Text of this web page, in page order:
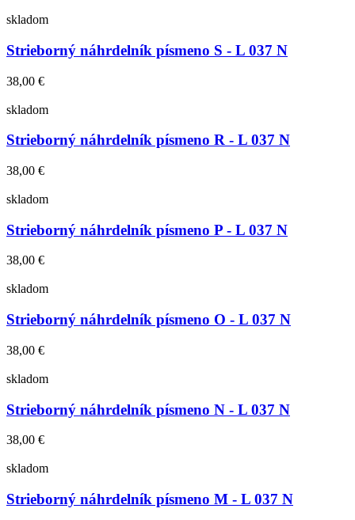
skladom
Strieborný náhrdelník písmeno S - L 037 N
38,00 €
skladom
Strieborný náhrdelník písmeno R - L 037 N
38,00 €
skladom
Strieborný náhrdelník písmeno P - L 037 N
38,00 €
skladom
Strieborný náhrdelník písmeno O - L 037 N
38,00 €
skladom
Strieborný náhrdelník písmeno N - L 037 N
38,00 €
skladom
Strieborný náhrdelník písmeno M - L 037 N